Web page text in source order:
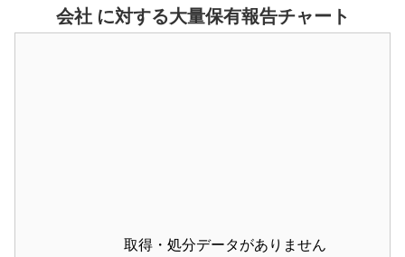
会社 に対する大量保有報告チャート
取得・処分データがありません